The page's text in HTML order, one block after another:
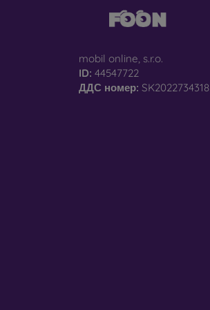
mobil online, s.r.o.
ID: 44547722
ДДС ​​номер: SK2022734318